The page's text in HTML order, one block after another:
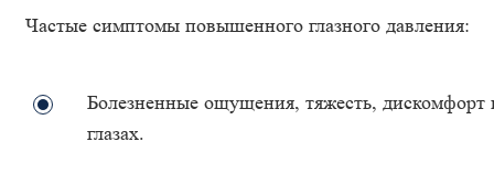
Частые симптомы повышенного глазного давления:
Болезненные ощущения, тяжесть, дискомфорт
глазах.